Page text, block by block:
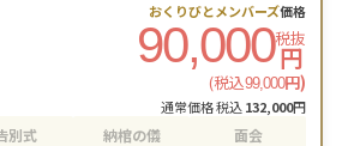
おくりびとメンバーズ価格
90,000税抜
円
(税込99,000円)
通常価格 税込132,000円
別式 納棺の儀 面会